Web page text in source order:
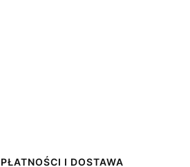
PŁATNOŚCI I DOSTAWA